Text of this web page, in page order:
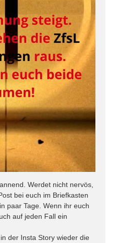
Werdet nicht nervös,
bei euch im Briefkasten
paar Tage. Wenn ihr euch
auf jeden Fall ein
der Insta Story wieder die